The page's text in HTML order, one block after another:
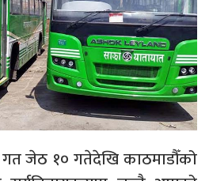
गत जेठ १० गतेदेखि काठमाडौँको